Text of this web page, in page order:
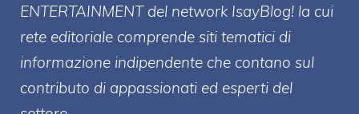
ENTERTAINMENT del network IsayBlog! la cui
rete editoriale comprende siti tematici di
informazione indipendente che contano sul
contributo di appassionati ed esperti del